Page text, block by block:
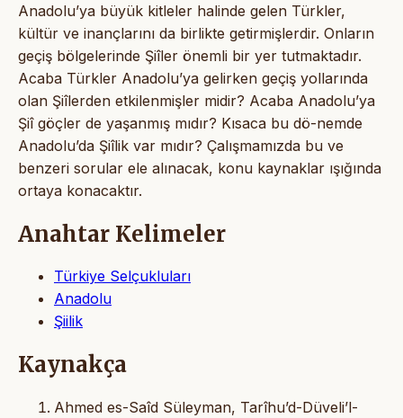
Anadolu’ya büyük kitleler halinde gelen Türkler,
kültür ve inançlarını da birlikte getirmişlerdir. Onların
geçiş bölgelerinde Şiîler önemli bir yer tutmaktadır.
Acaba Türkler Anadolu’ya gelirken geçiş yollarında
olan Şiîlerden etkilenmişler midir? Acaba Anadolu’ya
Şiî göçler de yaşanmış mıdır? Kısaca bu dö-nemde
Anadolu’da Şiîlik var mıdır? Çalışmamızda bu ve
benzeri sorular ele alınacak, konu kaynaklar ışığında
ortaya konacaktır.
Anahtar Kelimeler
Türkiye Selçukluları
Anadolu
Şiilik
Kaynakça
Ahmed es-Saîd Süleyman, Tarîhu’d-Düveli’l-